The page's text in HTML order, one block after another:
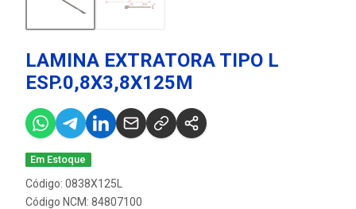
LAMINA EXTRATORA TIPO L
ESP.0,8X3,8X125M
Em Estoque
Código: 0838X125L
Código NCM: 84807100